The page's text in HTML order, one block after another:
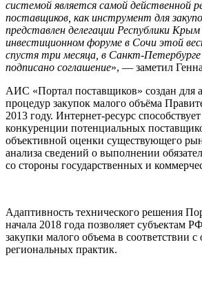
системой является самой действенной
поставщиков, как инструмент для
представлен делегации Республики
инвестиционном форуме в Сочи этой
спустя три месяца, в Санкт-
подписано соглашение», — заметил
АИС «Портал поставщиков» создан для
процедур закупок малого объёма
2013 году. Интернет-ресурс
конкуренции потенциальных
объективной оценки существующего
анализа сведений о выполнении
со стороны государственных и
Адаптивность технического решения
начала 2018 года позволяет субъектам
закупки малого объема в соответствии с
региональных практик.